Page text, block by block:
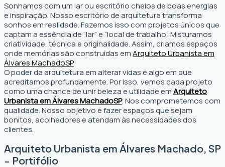
Sonhamos com um lar ou escritório cheios de boas energias
e inspiração. Nosso escritório de arquitetura transforma
sonhos em realidade. Fazemos isso com projetos únicos que
captam a essência de “lar” e “local de trabalho”. Misturamos
criatividade, técnica e originalidade. Assim, criamos espaços
onde memórias são construídas emArquiteto Urbanista em
Álvares MachadoSP
O poder da arquitetura em alterar vidas é algo em que
acreditamos profundamente. Por isso, vemos cada projeto
como uma chance de unir beleza e utilidade emArquiteto
Urbanista em Álvares MachadoSP. Nos comprometemos com
qualidade. Nosso objetivo é fazer espaços que sejam
bonitos, acolhedores e atendam às necessidades dos
clientes.
Arquiteto Urbanista em Álvares Machado, SP
- Portifólio